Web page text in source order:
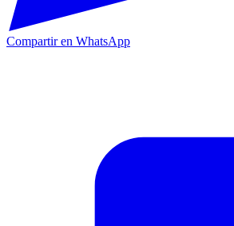
Compartir en WhatsApp